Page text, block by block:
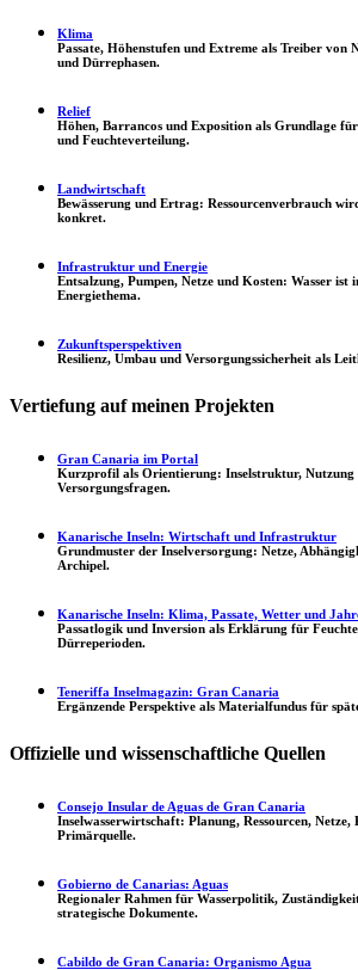
Klima
Passate, Höhenstufen und Extreme als Treiber von
und Dürrephasen.
Relief
Höhen, Barrancos und Exposition als Grundlage
und Feuchteverteilung.
Landwirtschaft
Bewässerung und Ertrag: Ressourcenverbrauch
konkret.
Infrastruktur und Energie
Entsalzung, Pumpen, Netze und Kosten: Wasser ist
Energiethema.
Zukunftsperspektiven
Resilienz, Umbau und Versorgungssicherheit als
Vertiefung auf meinen Projekten
Gran Canaria im Portal
Kurzprofil als Orientierung: Inselstruktur, Nutzung
Versorgungsfragen.
Kanarische Inseln: Wirtschaft und Infrastruktur
Grundmuster der Inselversorgung: Netze,
Archipel.
Kanarische Inseln: Klima, Passate, Wetter und
Passatlogik und Inversion als Erklärung für
Dürreperioden.
Teneriffa Inselmagazin: Gran Canaria
Ergänzende Perspektive als Materialfundus für
Offizielle und wissenschaftliche Quellen
Consejo Insular de Aguas de Gran Canaria
Inselwasserwirtschaft: Planung, Ressourcen,
Primärquelle.
Gobierno de Canarias: Aguas
Regionaler Rahmen für Wasserpolitik,
strategische Dokumente.
Cabildo de Gran Canaria: Organismo Agua